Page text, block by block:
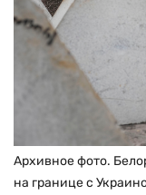
Архивное фото.
на границе с